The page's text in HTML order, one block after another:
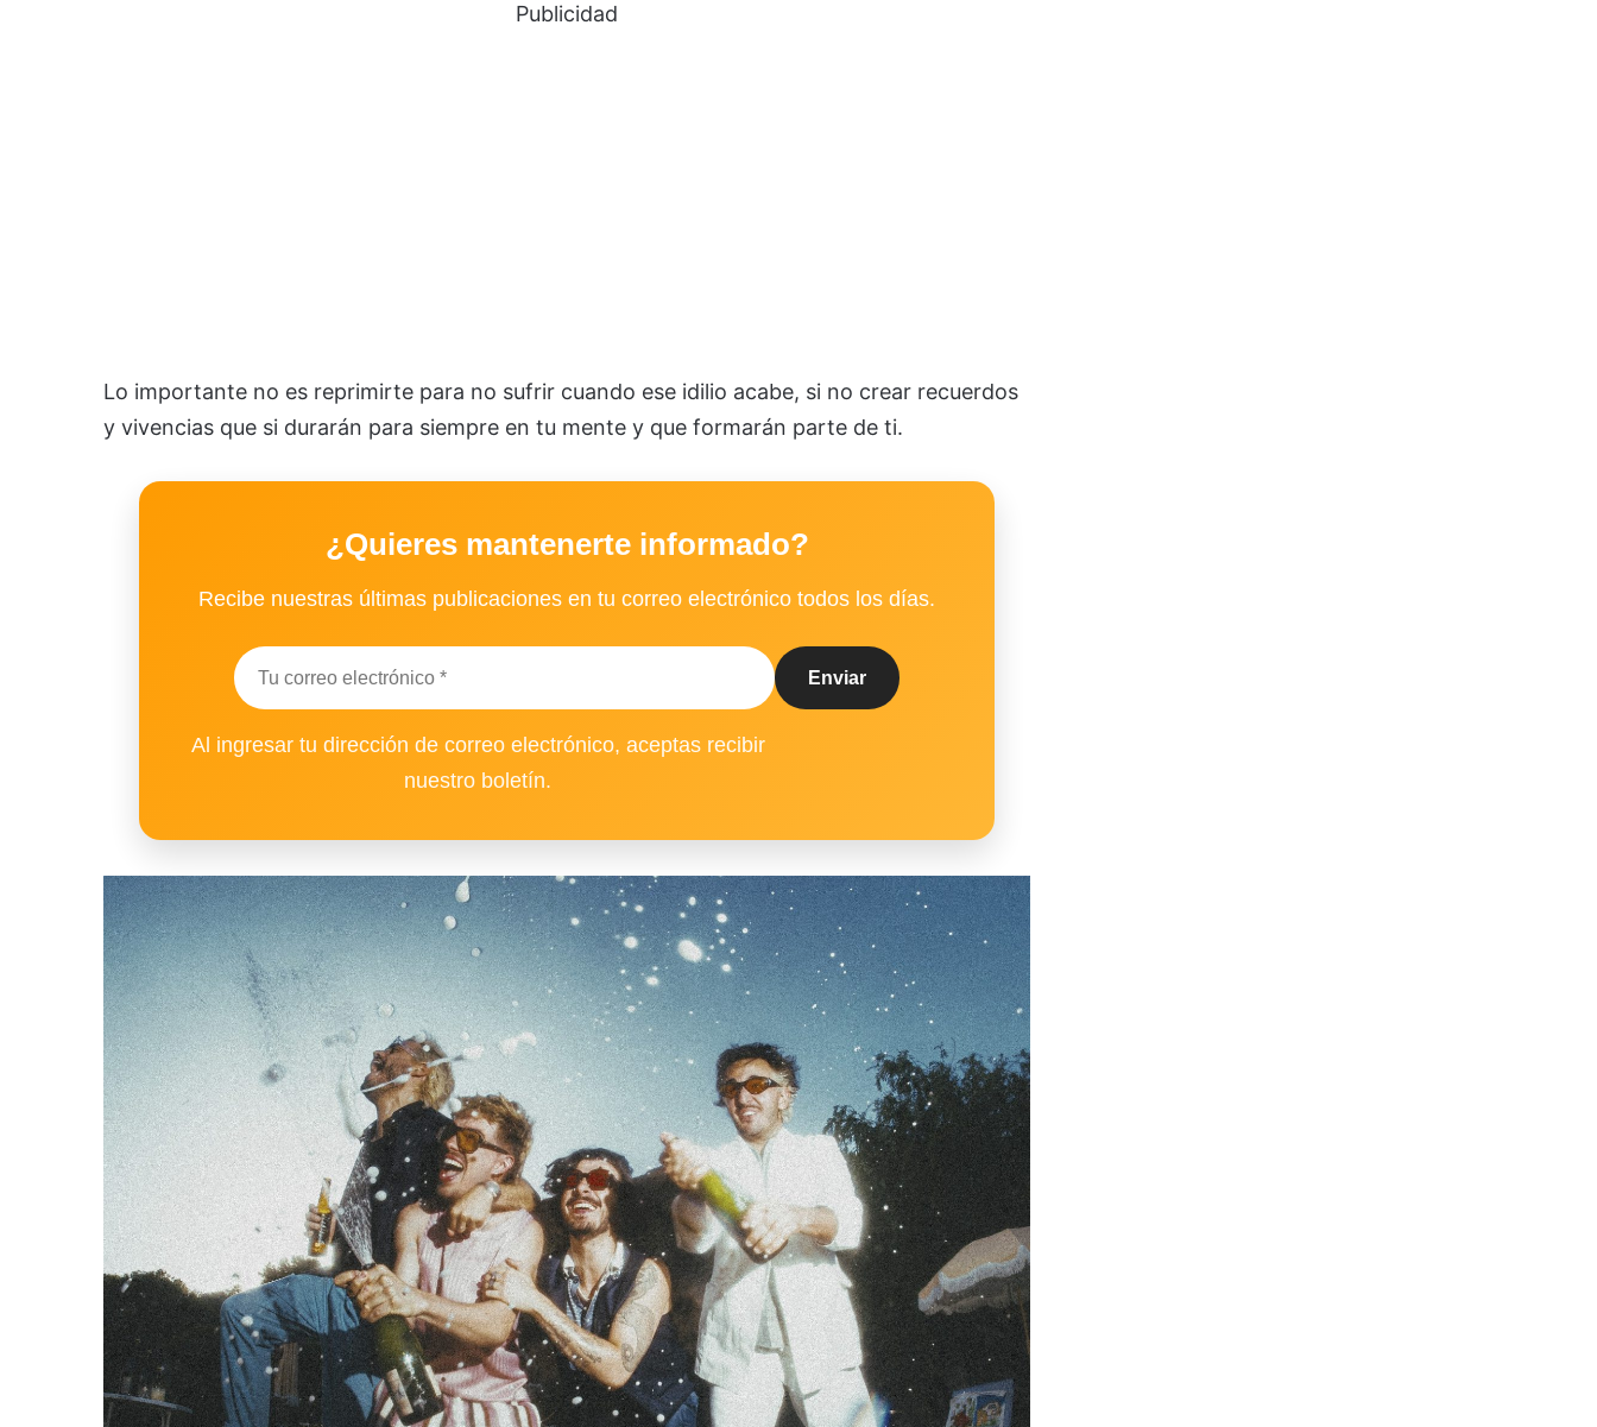
Publicidad
Lo importante no es reprimirte para no sufrir cuando ese idilio acabe, si no crear recuerdos
y vivencias que si durarán para siempre en tu mente y que formarán parte de ti.
¿Quieres mantenerte informado?
Recibe nuestras últimas publicaciones en tu correo electrónico todos los días.
Al ingresar tu dirección de correo electrónico, aceptas recibir
nuestro boletín.